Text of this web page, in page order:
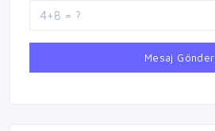
Mesaj Gönder